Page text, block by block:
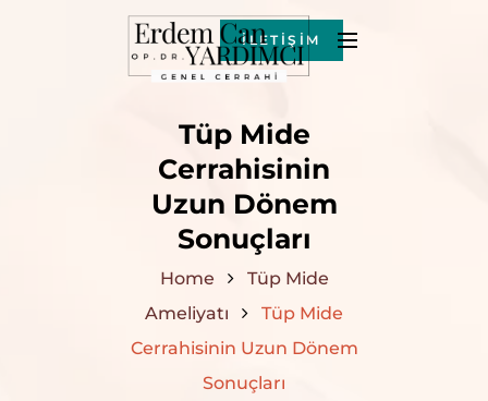
İLETİŞİM
Tüp Mide
Cerrahisinin
Uzun Dönem
Sonuçları
Home
Tüp Mide
Ameliyatı
Tüp Mide
Cerrahisinin Uzun Dönem
Sonuçları